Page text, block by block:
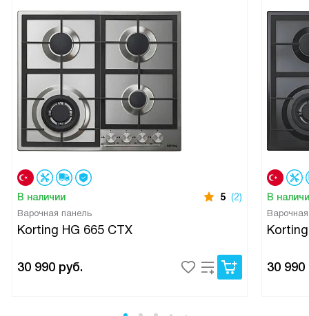
В наличии 5 (2)
Варочная панель
Korting HG 665 CTX
30 990 руб.
В
30 990